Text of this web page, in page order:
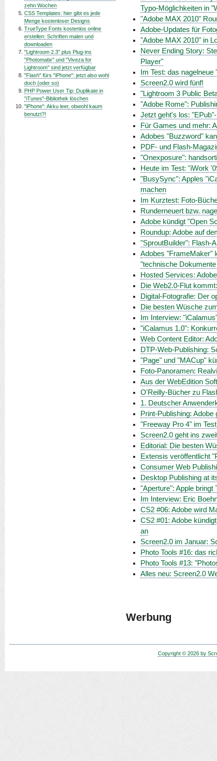
zehn Wochen
CSS Templates: hier gibt es jede
Menge kostenloser Designs
TrueType Fonts kostenlos online
erstellen: Schriften malen und
downloaden
"Lightroom 2.3" plus Plug-ins
"Photomatix" und "Viveza for
Lightroom" sind jetzt verfügbar
"Flash" fürs "iPhone": jetzt also wohl
doch (oder so)
PHP Power User Tip: Duplikate in
"iTunes"-Bibliothek löschen
"iPhone": Akku leer, obwohl kaum
benutzt?!
Typo-Möglichkeiten in
"Adobe MAX 2010"
Adobe-Updates für
"Adobe MAX 2010" in
Never Ending Story:
Player"
Im Test: das
Screen2.0 wird fünf!
"Lightroom 3 Public
"Adobe Rome":
Jetzt geht's los:
Für Games und mehr:
Adobes "Buzzword"
PDF- und Flash-
"Onexposure":
Heute im Test: "iWork
"BusySync": Apples
machen
Im Kurztest: Foto-
Runderneuert bzw.
Adobe kündigt "Open
Roundup: Adobe auf
"SproutBuilder": Flash-
Adobes "FrameMaker"
"technische
Hosted Services:
Die Web2.0-Flut
Digital-Fotografie: Der
Die besten Wüsche
Im Interview:
"iCalamus 1.0":
Web Content Editor:
DTP-Web-Publishing:
"Page" und "MACup"
Foto-Panoramen:
Aus der WebEdition
O'Reilly-Bücher zu
1. Deutscher
Print-Publishing:
"Freeway Pro 4" im
Screen2.0 geht ins
Editorial: Die besten
Extensis veröffentlicht
Consumer Web
Desktop Publishing at
"Aperture": Apple bringt
Im Interview: Eric
CS2 #06: Adobe wird
CS2 #01: Adobe
an
Screen2.0 im Januar:
Photo Tools #16: das
Photo Tools #13:
Alles neu: Screen2.0
Werbung
Copyright © 2026 by